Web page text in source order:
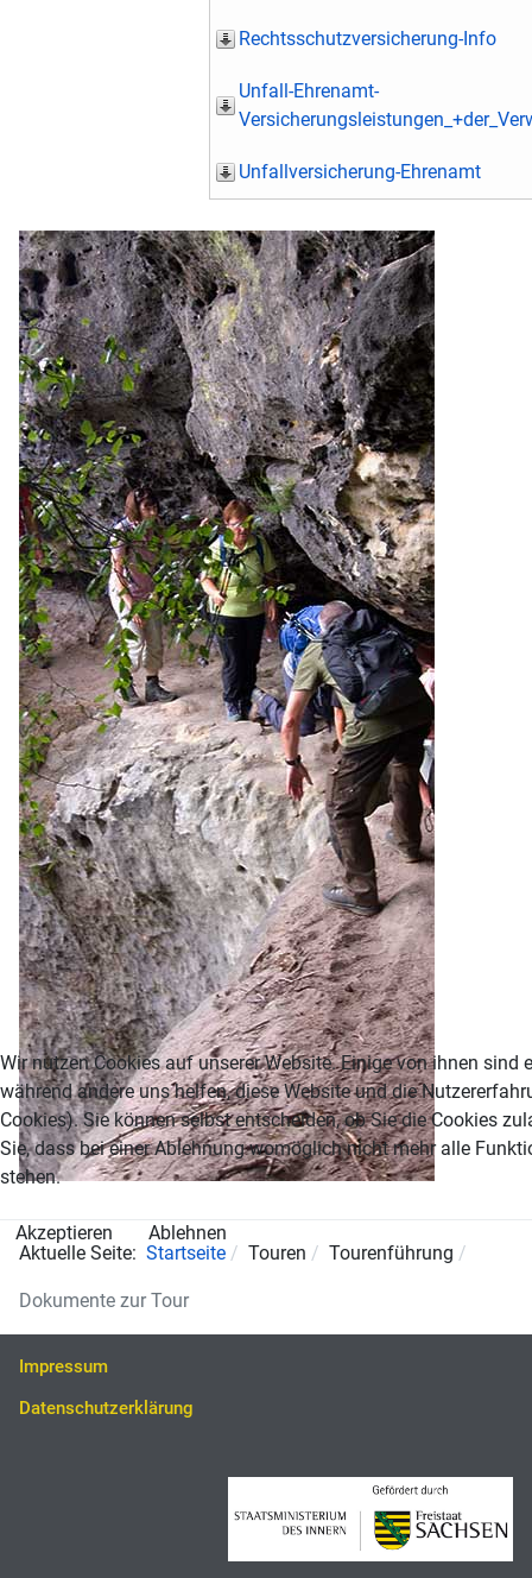
Rechtsschutzversicherung-Info
Unfall-Ehrenamt-
Unfallversicherung-Ehrenamt
Aktuelle Seite: Startseite Touren Tourenführung
Dokumente zur Tour
Impressum
Datenschutzerklärung
Wir nutzen Cookies auf unserer Website. Einige von ihnen sind
während andere uns helfen, diese Website und die
Cookies). Sie können selbst entscheiden, ob Sie die Cookies
Sie, dass bei einer Ablehnung womöglich nicht mehr alle
stehen.
Akzeptieren Ablehnen